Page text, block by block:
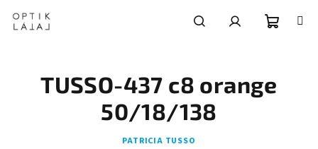
obsah
košík
TUSSO-437 c8 orange
50/18/138
PATRICIA TUSSO